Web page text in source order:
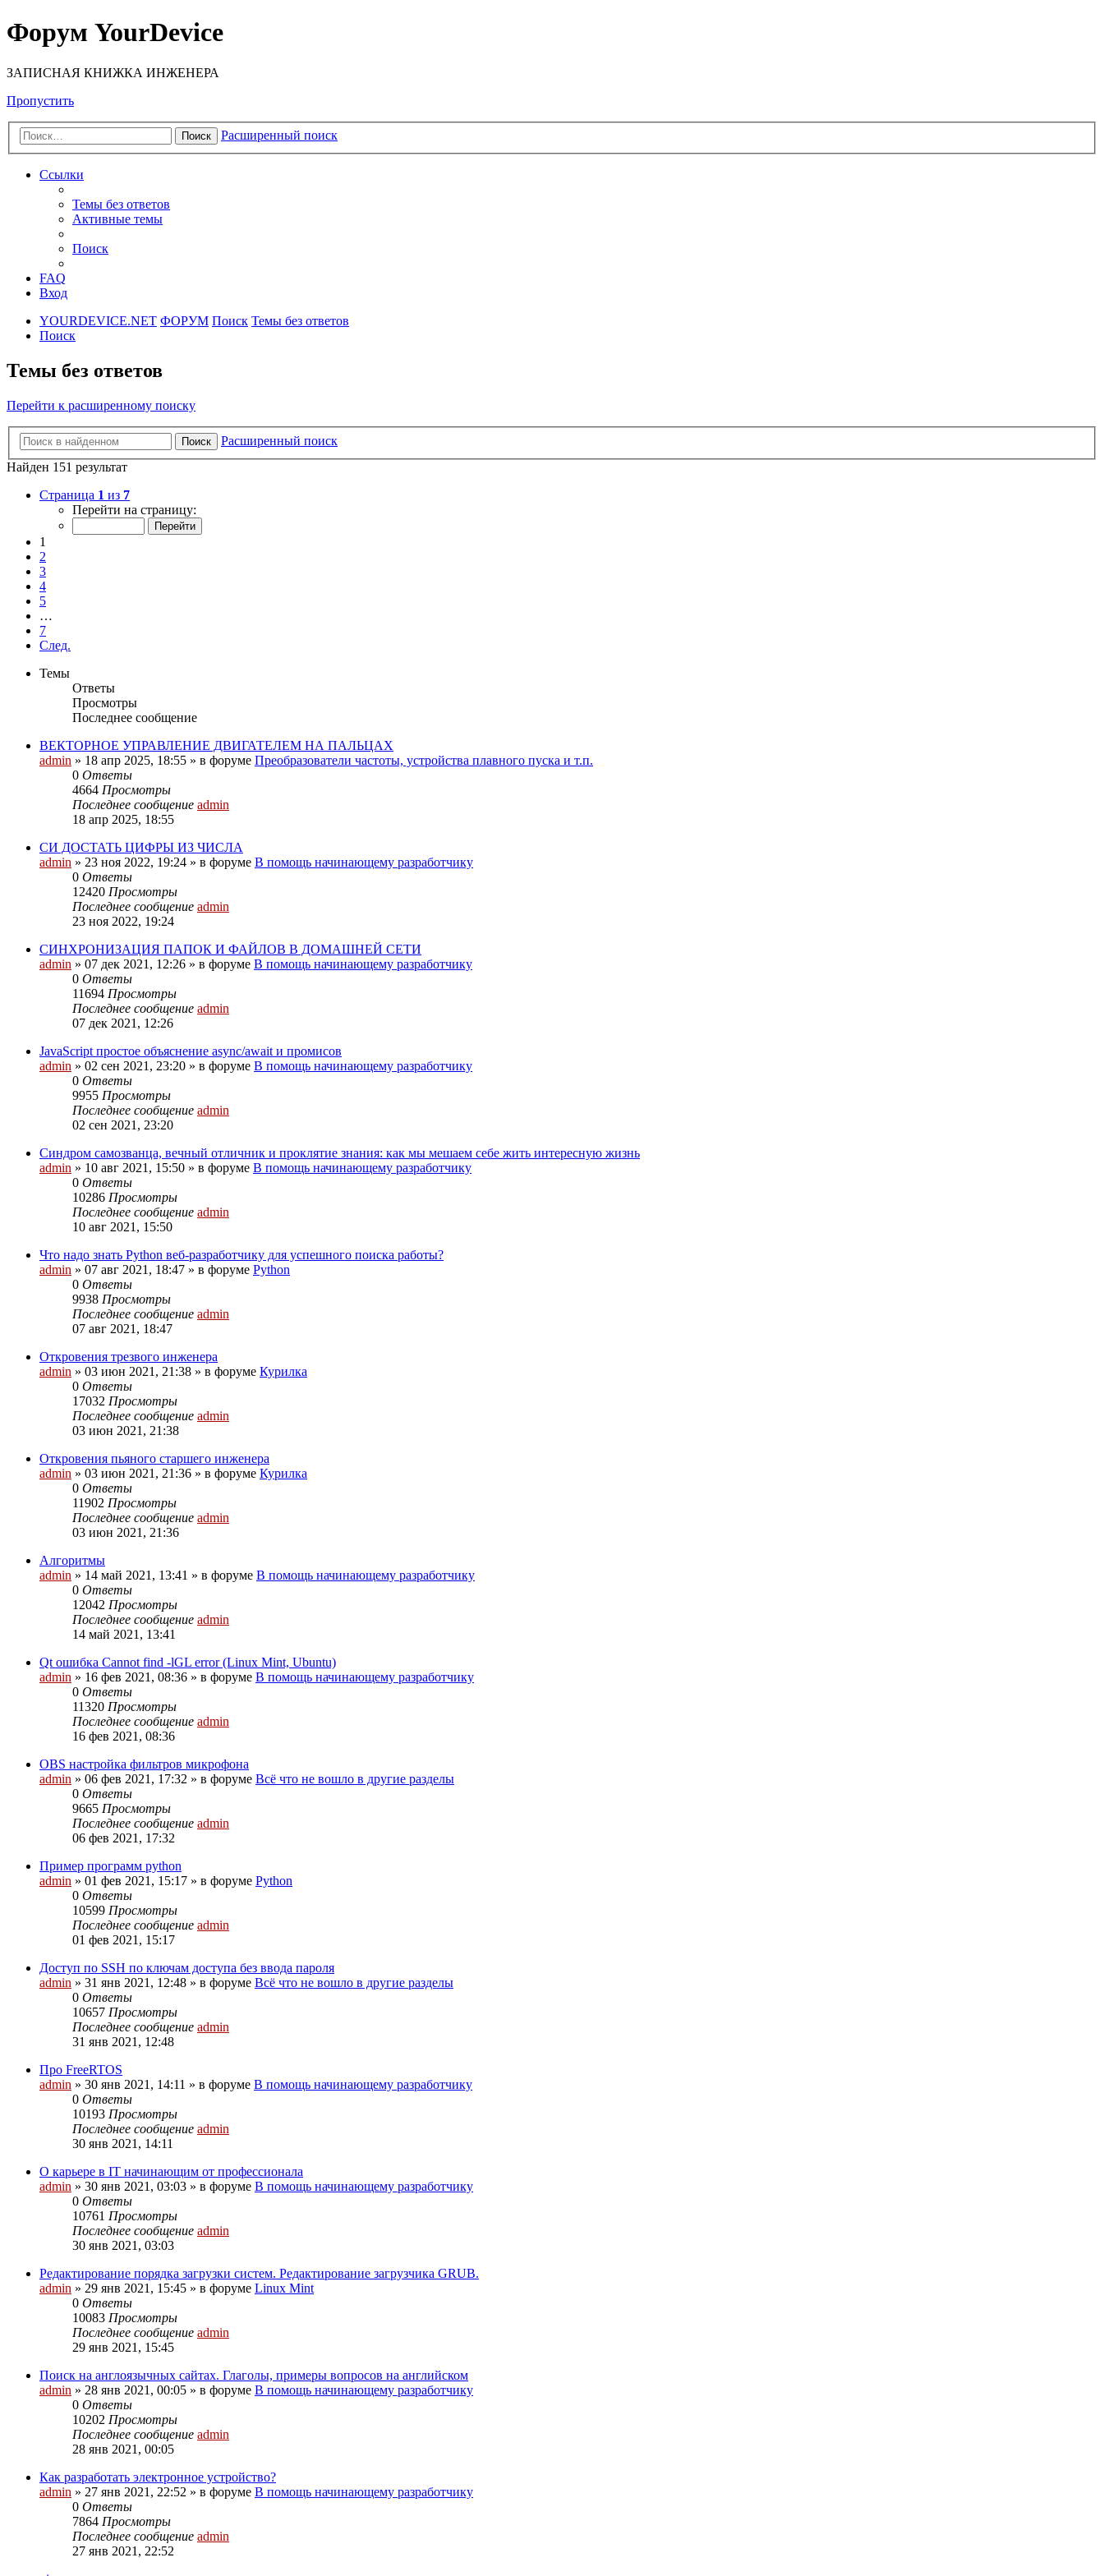
Форум YourDevice
ЗАПИСНАЯ КНИЖКА ИНЖЕНЕРА
Пропустить
Поиск Расширенный поиск
Ссылки
Темы без ответов
Активные темы
Поиск
FAQ
Вход
YOURDEVICE.NET ФОРУМ Поиск Темы без ответов
Поиск
Темы без ответов
Перейти к расширенному поиску
Поиск
Расширенный поиск
Найден 151 результат
Страница 1 из 7
Перейти на страницу:
1
2
3
4
5
…
7
След.
Темы
Ответы
Просмотры
Последнее сообщение
ВЕКТОРНОЕ УПРАВЛЕНИЕ ДВИГАТЕЛЕМ НА ПАЛЬЦАХ
admin » 18 апр 2025, 18:55 » в форуме Преобразователи частоты, устройства плавного пуска и т.п.
0 Ответы
4664 Просмотры
Последнее сообщение admin
18 апр 2025, 18:55
СИ ДОСТАТЬ ЦИФРЫ ИЗ ЧИСЛА
admin » 23 ноя 2022, 19:24 » в форуме В помощь начинающему разработчику
0 Ответы
12420 Просмотры
Последнее сообщение admin
23 ноя 2022, 19:24
СИНХРОНИЗАЦИЯ ПАПОК И ФАЙЛОВ В ДОМАШНЕЙ СЕТИ
admin » 07 дек 2021, 12:26 » в форуме В помощь начинающему разработчику
0 Ответы
11694 Просмотры
Последнее сообщение admin
07 дек 2021, 12:26
JavaScript простое объяснение async/await и промисов
admin » 02 сен 2021, 23:20 » в форуме В помощь начинающему разработчику
0 Ответы
9955 Просмотры
Последнее сообщение admin
02 сен 2021, 23:20
Cиндром самозванца, вечный отличник и проклятие знания: как мы мешаем себе жить интересную жизнь
admin » 10 авг 2021, 15:50 » в форуме В помощь начинающему разработчику
0 Ответы
10286 Просмотры
Последнее сообщение admin
10 авг 2021, 15:50
Что надо знать Python веб-разработчику для успешного поиска работы?
admin » 07 авг 2021, 18:47 » в форуме Python
0 Ответы
9938 Просмотры
Последнее сообщение admin
07 авг 2021, 18:47
Откровения трезвого инженера
admin » 03 июн 2021, 21:38 » в форуме Курилка
0 Ответы
17032 Просмотры
Последнее сообщение admin
03 июн 2021, 21:38
Откровения пьяного старшего инженера
admin » 03 июн 2021, 21:36 » в форуме Курилка
0 Ответы
11902 Просмотры
Последнее сообщение admin
03 июн 2021, 21:36
Алгоритмы
admin » 14 май 2021, 13:41 » в форуме В помощь начинающему разработчику
0 Ответы
12042 Просмотры
Последнее сообщение admin
14 май 2021, 13:41
Qt ошибка Cannot find -lGL error (Linux Mint, Ubuntu)
admin » 16 фев 2021, 08:36 » в форуме В помощь начинающему разработчику
0 Ответы
11320 Просмотры
Последнее сообщение admin
16 фев 2021, 08:36
OBS настройка фильтров микрофона
admin » 06 фев 2021, 17:32 » в форуме Всё что не вошло в другие разделы
0 Ответы
9665 Просмотры
Последнее сообщение admin
06 фев 2021, 17:32
Пример программ python
admin » 01 фев 2021, 15:17 » в форуме Python
0 Ответы
10599 Просмотры
Последнее сообщение admin
01 фев 2021, 15:17
Доступ по SSH по ключам доступа без ввода пароля
admin » 31 янв 2021, 12:48 » в форуме Всё что не вошло в другие разделы
0 Ответы
10657 Просмотры
Последнее сообщение admin
31 янв 2021, 12:48
Про FreeRTOS
admin » 30 янв 2021, 14:11 » в форуме В помощь начинающему разработчику
0 Ответы
10193 Просмотры
Последнее сообщение admin
30 янв 2021, 14:11
О карьере в IT начинающим от профессионала
admin » 30 янв 2021, 03:03 » в форуме В помощь начинающему разработчику
0 Ответы
10761 Просмотры
Последнее сообщение admin
30 янв 2021, 03:03
Редактирование порядка загрузки систем. Редактирование загрузчика GRUB.
admin » 29 янв 2021, 15:45 » в форуме Linux Mint
0 Ответы
10083 Просмотры
Последнее сообщение admin
29 янв 2021, 15:45
Поиск на англоязычных сайтах. Глаголы, примеры вопросов на английском
admin » 28 янв 2021, 00:05 » в форуме В помощь начинающему разработчику
0 Ответы
10202 Просмотры
Последнее сообщение admin
28 янв 2021, 00:05
Как разработать электронное устройство?
admin » 27 янв 2021, 22:52 » в форуме В помощь начинающему разработчику
0 Ответы
7864 Просмотры
Последнее сообщение admin
27 янв 2021, 22:52